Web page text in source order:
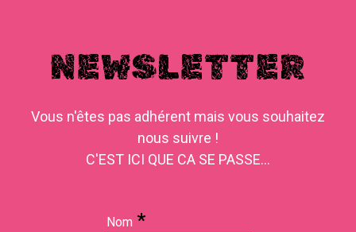
NEWSLETTER
Vous n'êtes pas adhérent mais vous souhaitez
nous suivre !
C'EST ICI QUE CA SE PASSE...
Nom *